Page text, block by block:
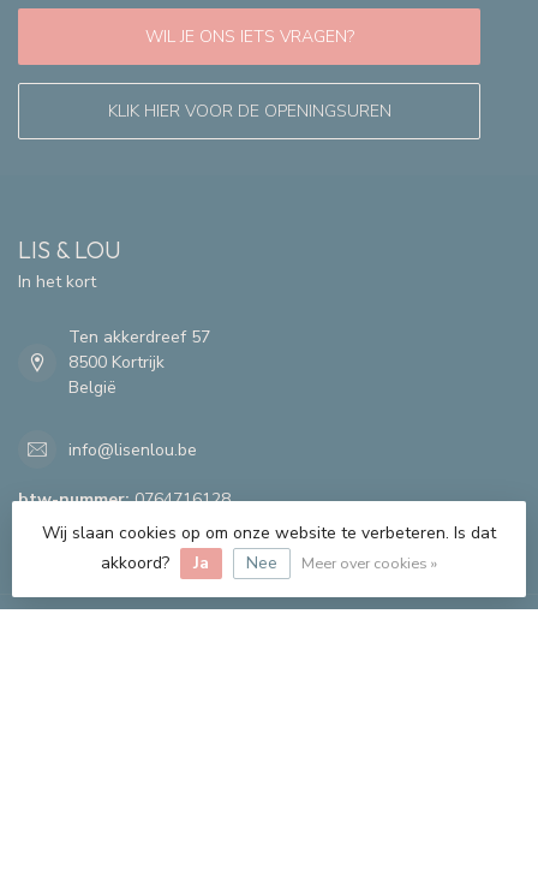
WIL JE ONS IETS VRAGEN?
KLIK HIER VOOR DE OPENINGSUREN
LIS & LOU
In het kort
Ten akkerdreef 57
8500 Kortrijk
België
info@lisenlou.be
btw-nummer:0764716128
CATEGORIEËN
Wij slaan cookies op om onze website te verbeteren. Is dat
akkoord?
Ja Nee Meer over cookies »